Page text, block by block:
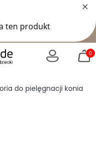
wysyłki
×
0
do pielęgnacji konia